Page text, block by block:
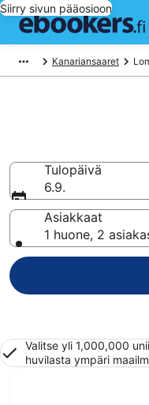
Siirry sivun pääosioon
Kanariansaaret
Tulopäivä
6.9.
Asiakkaat
1 huone, 2
Valitse yli 1,000,000
huvilasta ympäri